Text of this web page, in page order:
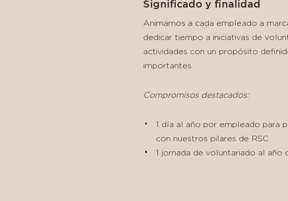
Significado y finalidad
Animamos a cada empleado a
dedicar tiempo a iniciativas de
actividades con un propósito
importantes.
Compromisos destacados:
1 día al año por empleado para
con nuestros pilares de RSC
1 jornada de voluntariado al año